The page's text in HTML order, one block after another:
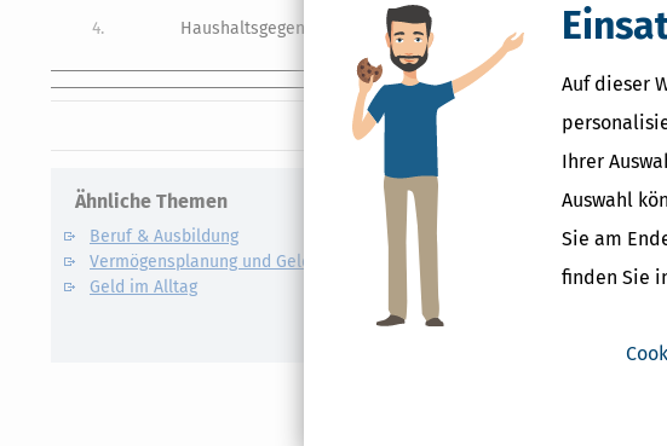
Auf dieser
Ihrer
Auswahl
Sie am
finden Sie
4. Haushaltsgegenstände.
Ähnliche Themen
Beruf & Ausbildung
Vermögensplanung und Geldanlage
Geld im Alltag
Verwandte Lexikon-
Abschlagszahlung